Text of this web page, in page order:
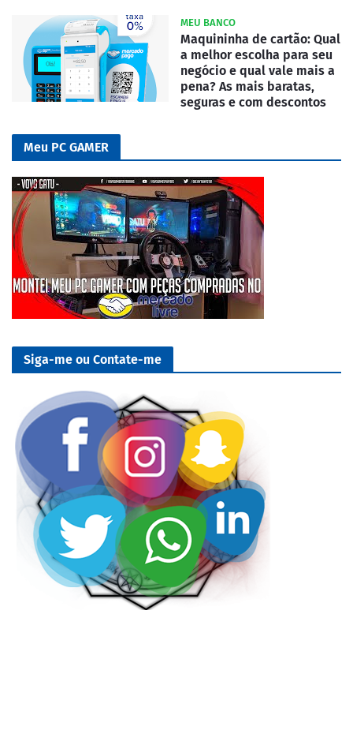
MEU BANCO
Maquininha de cartão: Qual
a melhor escolha para seu
negócio e qual vale mais a
pena? As mais baratas,
seguras e com descontos
Meu PC GAMER
Siga-me ou Contate-me